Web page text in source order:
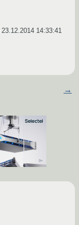
23.12.2014 14:33:41
→